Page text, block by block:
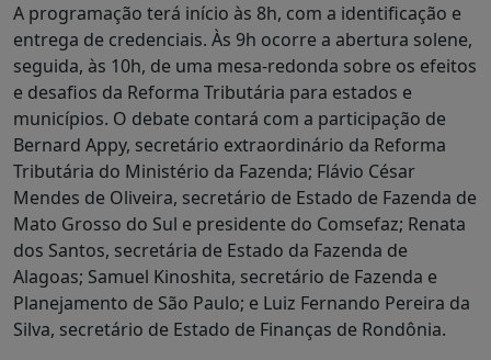
A programação terá início às 8h, com a identificação e
entrega de credenciais. Às 9h ocorre a abertura solene,
seguida, às 10h, de uma mesa-redonda sobre os efeitos
e desafios da Reforma Tributária para estados e
municípios. O debate contará com a participação de
Bernard Appy, secretário extraordinário da Reforma
Tributária do Ministério da Fazenda; Flávio César
Mendes de Oliveira, secretário de Estado de Fazenda de
Mato Grosso do Sul e presidente do Comsefaz; Renata
dos Santos, secretária de Estado da Fazenda de
Alagoas; Samuel Kinoshita, secretário de Fazenda e
Planejamento de São Paulo; e Luiz Fernando Pereira da
Silva, secretário de Estado de Finanças de Rondônia.